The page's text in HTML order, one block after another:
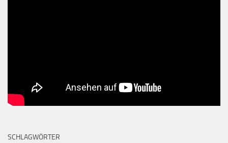
SCHLAGWÖRTER